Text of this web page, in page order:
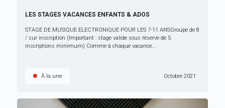
LES STAGES VACANCES ENFANTS & ADOS
STAGE DE MUSIQUE ELECTRONIQUE POUR LES 7-11 ANSGroupe de 8
/ sur inscription (Important : stage valide sous réserve de 5
inscriptions minimum) Comme à chaque vacance...
À la une Octobre 2021